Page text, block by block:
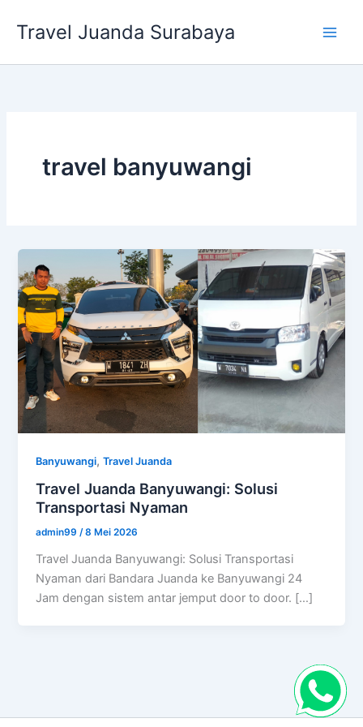
Travel Juanda Surabaya
travel banyuwangi
Banyuwangi,Travel Juanda
Travel Juanda Banyuwangi: Solusi
Transportasi Nyaman
admin99/8 Mei 2026
Travel Juanda Banyuwangi: Solusi Transportasi
Nyaman dari Bandara Juanda ke Banyuwangi 24
Jam dengan sistem antar jemput door to door. […]